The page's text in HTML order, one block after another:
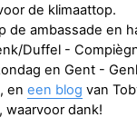
de klimaattop.
de ambassade en
Duffel -
en Gent -
en een blog van
waarvoor dank!